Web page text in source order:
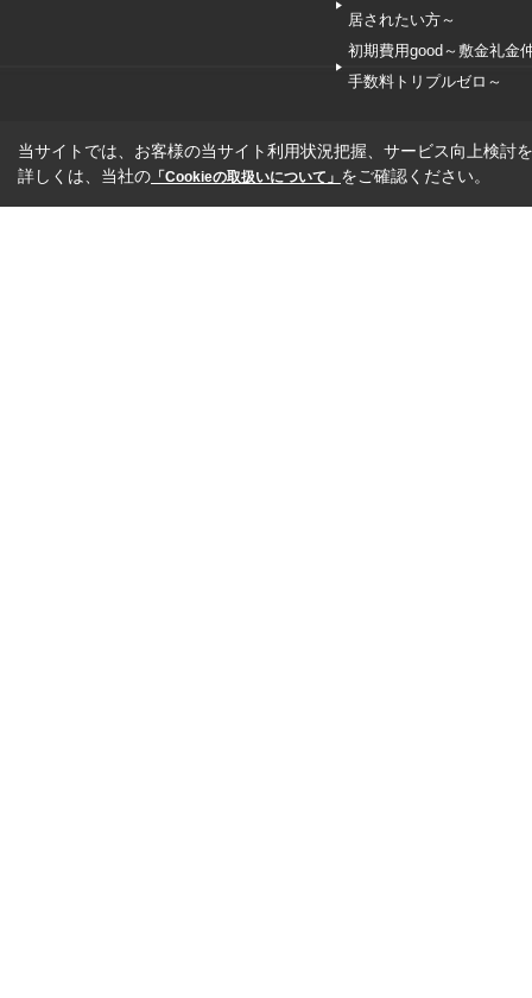
居されたい方～
初期費用good～敷金礼金
手数料トリプルゼロ～
当サイトでは、お客様の当サイト利用状況把握、サービス向上検討
詳しくは、当社の 「Cookieの取扱いについて」 をご確認ください。